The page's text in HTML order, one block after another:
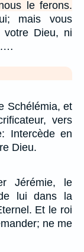
le ferons.
mais vous
votre Dieu, ni
Schélémia, et
vers
Intercède en
Dieu.
Jérémie, le
lui dans la
Et le roi
ne me